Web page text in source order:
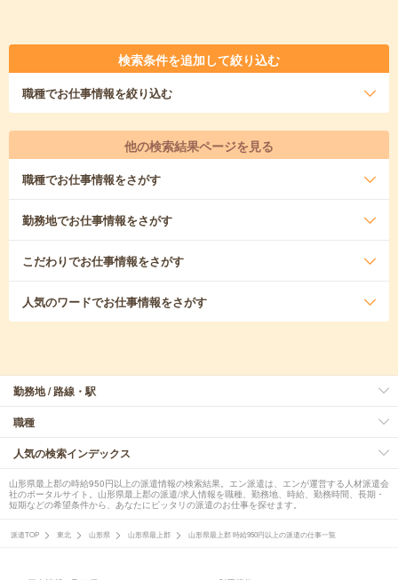
検索条件を追加して絞り込む
職種でお仕事情報を絞り込む
他の検索結果ページを見る
職種でお仕事情報をさがす
勤務地でお仕事情報をさがす
こだわりでお仕事情報をさがす
人気のワードでお仕事情報をさがす
勤務地 / 路線・駅
職種
人気の検索インデックス
山形県最上郡の時給950円以上の派遣情報の検索結果。エン派遣は、エンが運営する人材派遣会
社のポータルサイト。山形県最上郡の派遣/求人情報を職種、勤務地、時給、勤務時間、長期・
短期などの希望条件から、あなたにピッタリの派遣のお仕事を探せます。
派遣TOP 東北 山形県 山形県最上郡 山形県最上郡 時給950円以上の派遣の仕事一覧